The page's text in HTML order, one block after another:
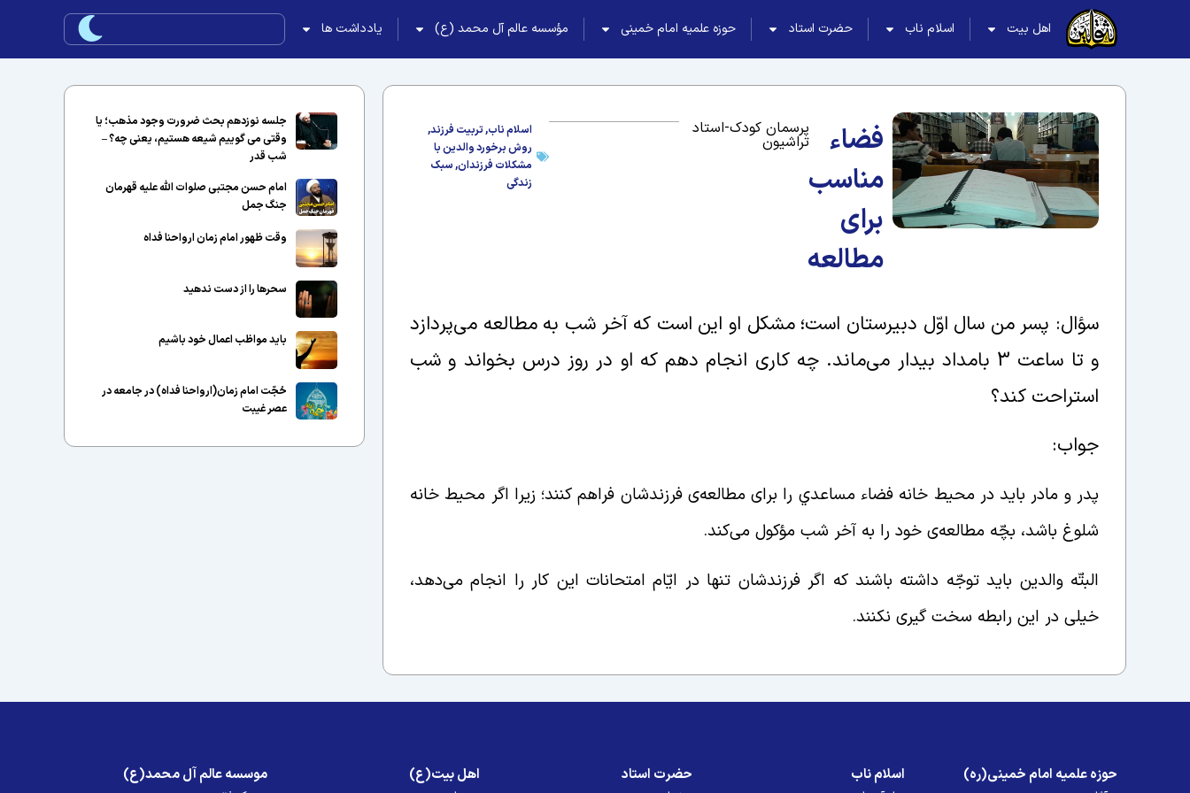
اهل بیت اسلام ناب حضرت استاد حوزه علمیه امام خمینی مؤسسه عالم آل محمد (ع) یادداشت ها
فضاء
مناسب
برای
مطالعه
پرسمان کودک-استاد
تراشیون
اسلام ناب,تربیت فرزند,
روش برخورد والدین با
مشکلات فرزندان,سبک
زندگی
سؤال: پسر من سال اوّل دبیرستان است؛ مشکل او این است که آخر شب به مطالعه می‌پردازد
و تا ساعت 3 بامداد بیدار می‌ماند. چه کاری انجام دهم که او در روز درس بخواند و شب
استراحت کند؟
جواب:
پدر و مادر بايد در محيط خانه فضاء مساعدي را برای مطالعه‌ی فرزندشان فراهم کنند؛ زیرا اگر محیط خانه
شلوغ باشد، بچّه مطالعه‌ی خود را به آخر شب مؤکول می‌کند.
البتّه والدین باید توجّه داشته باشند که اگر فرزندشان تنها در ایّام امتحانات این کار را انجام می‌‎دهد،
خیلی در این رابطه سخت گیری نکنند.
جلسه نوزدهم بحث ضرورت وجود مذهب؛ یا
وقتی می گوییم شیعه هستیم، یعنی چه؟ –
شب قدر
امام حسن مجتبی صلوات الله علیه قهرمان
جنگ جمل
وقت ظهور امام زمان ارواحنا فداه
سحرها را از دست ندهید
باید مواظب اعمال خود باشیم
حُجّت امام زمان(ارواحنا فداه) در جامعه در
عصر غیبت
حوزه علمیه امام خمینی(ره) اسلام ناب حضرت استاد اهل بیت(ع) موسسه عالم آل محمد(ع)